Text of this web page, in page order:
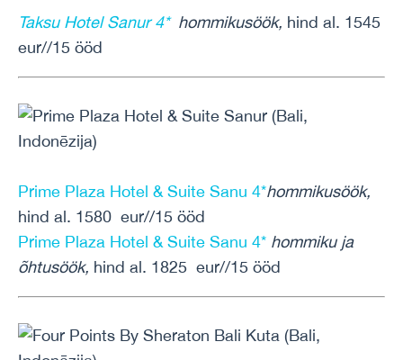
Taksu Hotel Sanur 4*hommikusöök, hind al. 1545
eur//15 ööd
Prime Plaza Hotel & Suite Sanu 4*hommikusöök,
hind al. 1580 eur//15 ööd
Prime Plaza Hotel & Suite Sanu 4* hommiku ja
õhtusöök, hind al. 1825 eur//15 ööd